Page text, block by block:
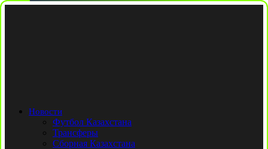
Новости
Футбол Казахстана
Трансферы
Сборная Казахстана